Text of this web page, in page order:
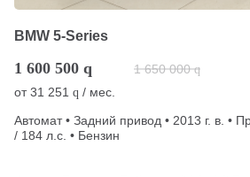
BMW 5-Series
1 600 500 q 1 650 000 q
от31 251 q / мес.
Автомат • Задний привод • 2013 г. в. •
/ 184 л.с. • Бензин